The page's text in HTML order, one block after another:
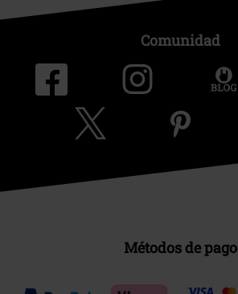
Comunidad
Métodos de pago